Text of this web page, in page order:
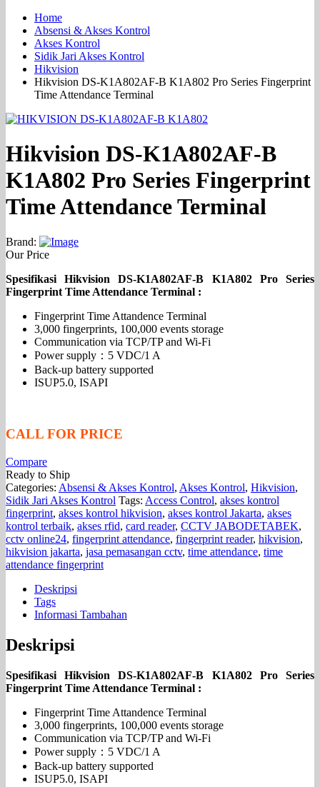
Home
Absensi & Akses Kontrol
Akses Kontrol
Sidik Jari Akses Kontrol
Hikvision
Hikvision DS-K1A802AF-B K1A802 Pro Series Fingerprint
Time Attendance Terminal
Hikvision DS-K1A802AF-B
K1A802 Pro Series Fingerprint
Time Attendance Terminal
Brand:
Our Price
Spesifikasi Hikvision DS-K1A802AF-B K1A802 Pro Series
Fingerprint Time Attendance Terminal :
Fingerprint Time Attandence Terminal
3,000 fingerprints, 100,000 events storage
Communication via TCP/TP and Wi-Fi
Power supply：5 VDC/1 A
Back-up battery supported
ISUP5.0, ISAPI
CALL FOR PRICE
Compare
Ready to Ship
Categories: Absensi & Akses Kontrol, Akses Kontrol, Hikvision,
Sidik Jari Akses Kontrol Tags: Access Control, akses kontrol
fingerprint, akses kontrol hikvision, akses kontrol Jakarta, akses
kontrol terbaik, akses rfid, card reader, CCTV JABODETABEK,
cctv online24, fingerprint attendance, fingerprint reader, hikvision,
hikvision jakarta, jasa pemasangan cctv, time attendance, time
attendance fingerprint
Deskripsi
Tags
Informasi Tambahan
Deskripsi
Spesifikasi Hikvision DS-K1A802AF-B K1A802 Pro Series
Fingerprint Time Attendance Terminal :
Fingerprint Time Attandence Terminal
3,000 fingerprints, 100,000 events storage
Communication via TCP/TP and Wi-Fi
Power supply：5 VDC/1 A
Back-up battery supported
ISUP5.0, ISAPI